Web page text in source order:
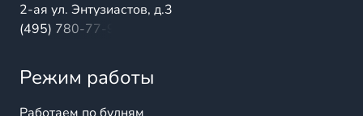
2-ая ул. Энтузиастов, д.3
(495) 780-77-98
Режим работы